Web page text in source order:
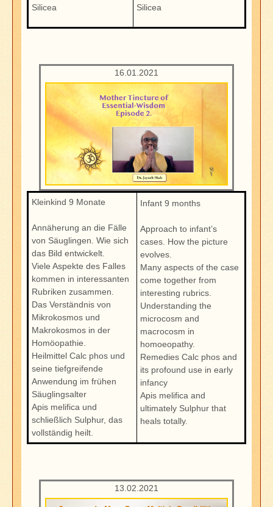
Silicea
Silicea
16.01.2021
Kleinkind 9 Monate
Annäherung an die Fälle
von Säuglingen. Wie sich
das Bild entwickelt.
Viele Aspekte des Falles
kommen in interessanten
Rubriken zusammen.
Das Verständnis von
Mikrokosmos und
Makrokosmos in der
Homöopathie.
Heilmittel Calc phos und
seine tiefgreifende
Anwendung im frühen
Säuglingsalter
Apis melifica und
schließlich Sulphur, das
vollständig heilt.
Infant 9 months
Approach to infant’s
cases. How the picture
evolves.
Many aspects of the case
come together from
interesting rubrics.
Understanding the
microcosm and
macrocosm in
homoeopathy.
Remedies Calc phos and
its profound use in early
infancy
Apis melifica and
ultimately Sulphur that
heals totally.
13.02.2021